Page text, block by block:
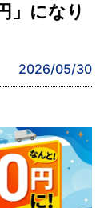
」になり
2026/05/30